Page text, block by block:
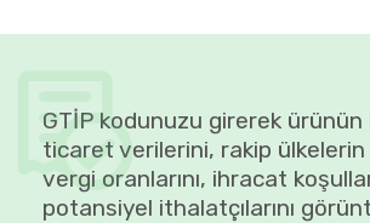
GTİP kodunuzu girerek ürünün
ticaret verilerini, rakip ülkelerin
vergi oranlarını, ihracat
potansiyel ithalatçılarını